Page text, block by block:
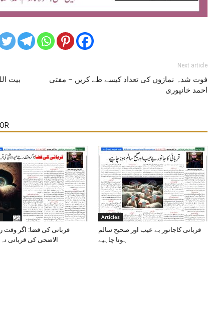
بیت
Next article
فوت شدہ نمازوں کی تعداد کیسے طے کریں – مفتی
احمد خانپوری
قربانی کی قضا: اگر وقت
الاضحی کی قربانی
Articles
قربانی کاجانور بے عیب اور صحیح سالم
ہونا چاہیے